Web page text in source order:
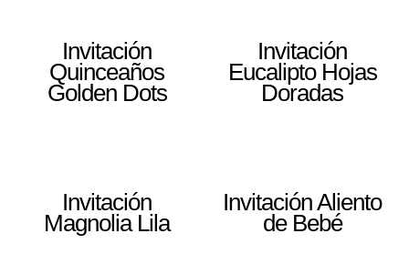
Invitación
Quinceaños
Golden Dots
Invitación
Eucalipto Hojas
Doradas
Invitación
Magnolia Lila
Invitación Aliento
de Bebé